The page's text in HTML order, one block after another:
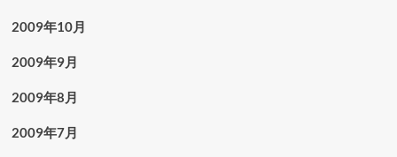
2009年10月
2009年9月
2009年8月
2009年7月